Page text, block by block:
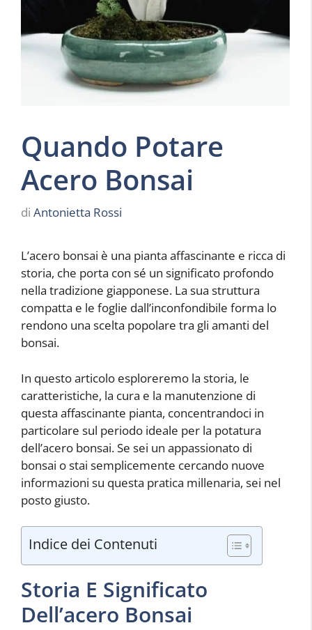
Quando Potare
Acero Bonsai
di Antonietta Rossi
L’acero bonsai è una pianta affascinante e ricca di
storia, che porta con sé un significato profondo
nella tradizione giapponese. La sua struttura
compatta e le foglie dall’inconfondibile forma lo
rendono una scelta popolare tra gli amanti del
bonsai.
In questo articolo esploreremo la storia, le
caratteristiche, la cura e la manutenzione di
questa affascinante pianta, concentrandoci in
particolare sul periodo ideale per la potatura
dell’acero bonsai. Se sei un appassionato di
bonsai o stai semplicemente cercando nuove
informazioni su questa pratica millenaria, sei nel
posto giusto.
Indice dei Contenuti
Storia E Significato
Dell’acero Bonsai